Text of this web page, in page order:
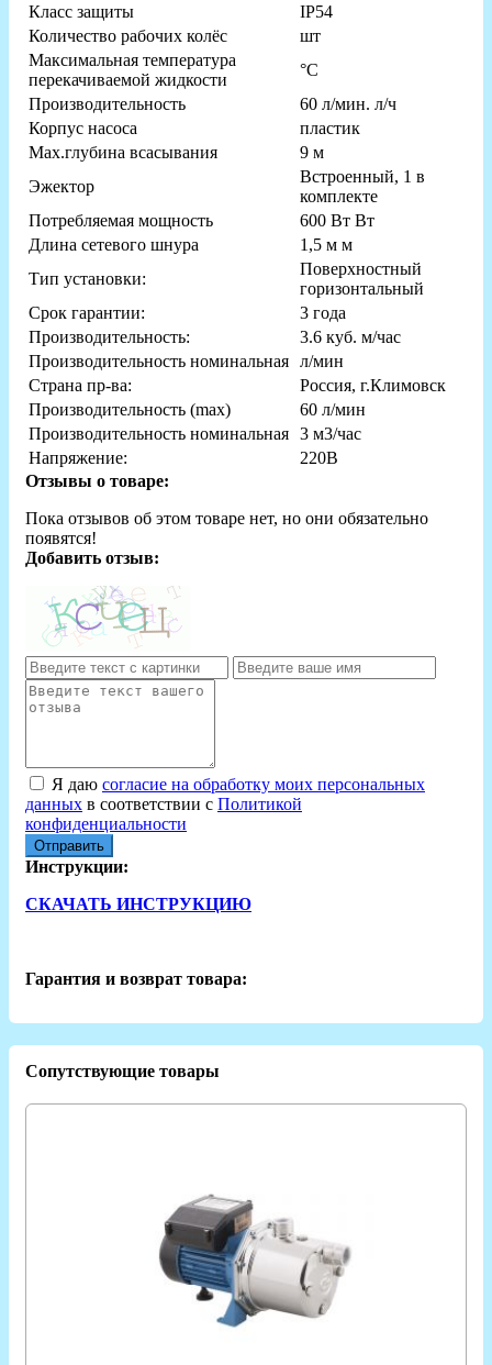
Класс защиты
IP54
Количество рабочих колёс
шт
Максимальная температура
перекачиваемой жидкости
°С
Производительность
60 л/мин. л/ч
Корпус насоса
пластик
Мах.глубина всасывания
9 м
Эжектор
Встроенный, 1 в
комплекте
Потребляемая мощность
600 Вт Вт
Длина сетевого шнура
1,5 м м
Тип установки:
Поверхностный
горизонтальный
Срок гарантии:
3 года
Производительность:
3.6 куб. м/час
Производительность номинальная л/мин
Страна пр-ва:
Россия, г.Климовск
Производительность (max)
60 л/мин
Производительность номинальная 3 м3/час
Напряжение:
220В
Отзывы о товаре:
Пока отзывов об этом товаре нет, но они обязательно
появятся!
Добавить отзыв:
Я даю согласие на обработку моих персональных
данных в соответствии с Политикой
конфиденциальности
Отправить
Инструкции:
СКАЧАТЬ ИНСТРУКЦИЮ
Гарантия и возврат товара:
Сопутствующие товары